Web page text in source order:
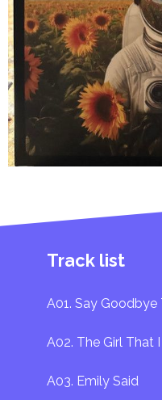
Track list
A01. Say
A02. The Girl That
A03. Emily Said